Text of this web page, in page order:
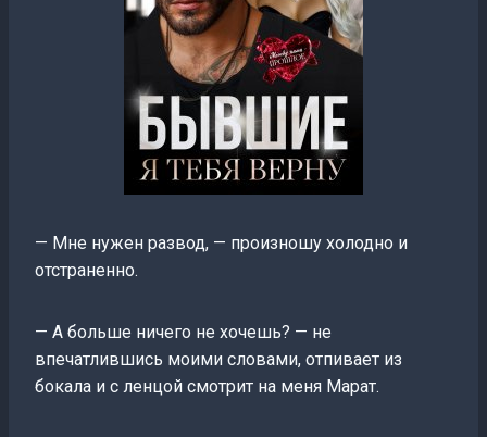
— Мне нужен развод, — произношу холодно и
отстраненно.
— А больше ничего не хочешь? — не
впечатлившись моими словами, отпивает из
бокала и с ленцой смотрит на меня Марат.